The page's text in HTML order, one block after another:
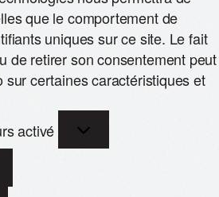
que le comportement de
uniques sur ce site. Le fait
de retirer son consentement peut
sur certaines caractéristiques et
activé